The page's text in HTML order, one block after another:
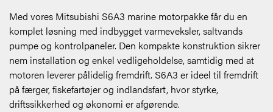
Med vores Mitsubishi S6A3 marine motorpakke får du en
komplet løsning med indbygget varmeveksler, saltvands
pumpe og kontrolpaneler. Den kompakte konstruktion sikrer
nem installation og enkel vedligeholdelse, samtidig med at
motoren leverer pålidelig fremdrift. S6A3 er ideel til fremdrift
på færger, fiskefartøjer og indlandsfart, hvor styrke,
driftssikkerhed og økonomi er afgørende.